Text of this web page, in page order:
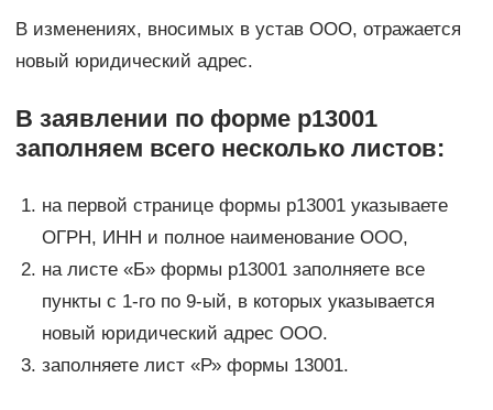
В изменениях, вносимых в устав ООО, отражается
новый юридический адрес.
В заявлении по форме р13001
заполняем всего несколько листов:
на первой странице формы р13001 указываете
ОГРН, ИНН и полное наименование ООО,
на листе «Б» формы р13001 заполняете все
пункты с 1-го по 9-ый, в которых указывается
новый юридический адрес ООО.
заполняете лист «Р» формы 13001.